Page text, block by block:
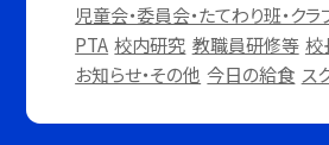
児童会・委員会・たてわり班・ク
PTA 校内研究 教職員研修等 校
お知らせ・その他 今日の給食 ス